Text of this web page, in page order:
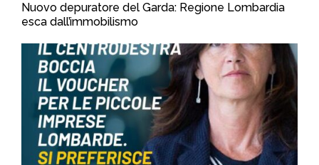
Nuovo depuratore del Garda: Regione Lombardia
esca dall’immobilismo